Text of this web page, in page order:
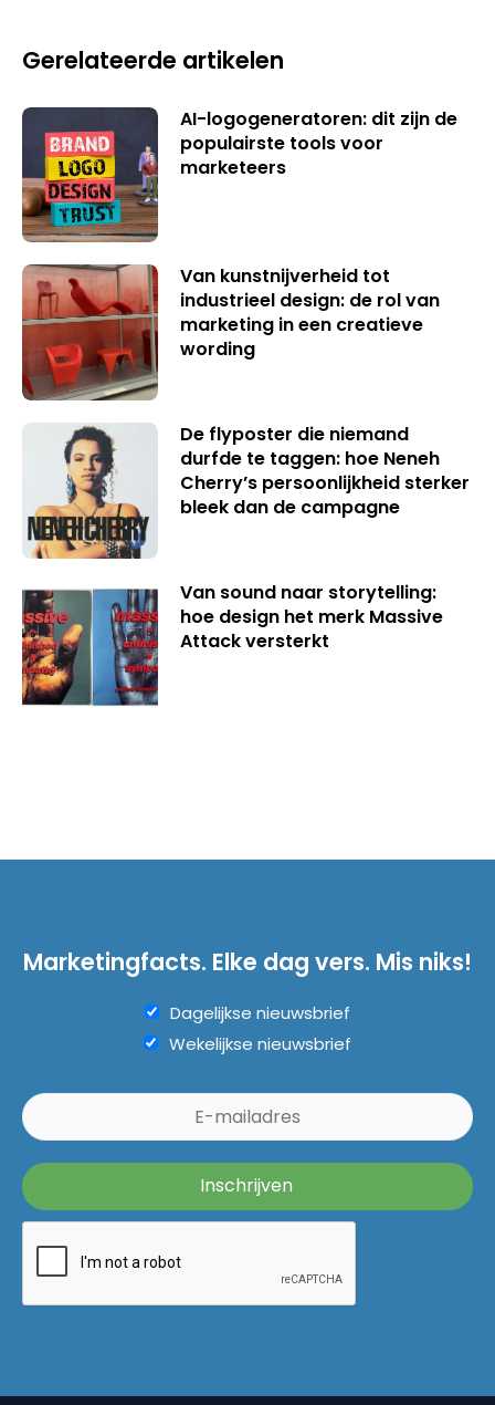
Gerelateerde artikelen
AI-logogeneratoren: dit zijn de
populairste tools voor
marketeers
Van kunstnijverheid tot
industrieel design: de rol van
marketing in een creatieve
wording
De flyposter die niemand
durfde te taggen: hoe Neneh
Cherry’s persoonlijkheid sterker
bleek dan de campagne
Van sound naar storytelling:
hoe design het merk Massive
Attack versterkt
Marketingfacts. Elke dag vers. Mis niks!
Dagelijkse nieuwsbrief
Wekelijkse nieuwsbrief